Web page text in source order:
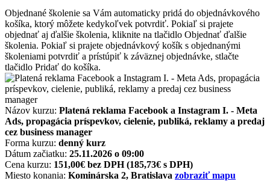
Objednané školenie sa Vám automaticky pridá do objednávkového
košíka, ktorý môžete kedykoľvek potvrdiť. Pokiaľ si prajete
objednať aj ďalšie školenia, kliknite na tlačidlo Objednať ďalšie
školenia. Pokiaľ si prajete objednávkový košík s objednanými
školeniami potvrdiť a prístúpiť k záväznej objednávke, stlačte
tlačidlo Pridať do košíka.
Názov kurzu: Platená reklama Facebook a Instagram I. - Meta
Ads, propagácia príspevkov, cielenie, publiká, reklamy a predaj
cez business manager
Forma kurzu: denný kurz
Dátum začiatku: 25.11.2026 o 09:00
Cena kurzu: 151,00€ bez DPH(185,73€ s DPH)
Miesto konania: Kominárska 2, Bratislava zobraziť mapu